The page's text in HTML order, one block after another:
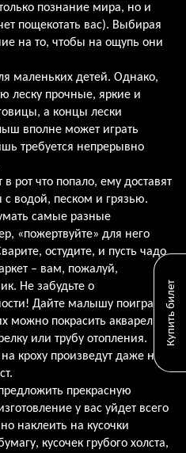
Купить билет
познание мира, но и
пощекотать вас). Выбирая
на то, чтобы на ощупь они
маленьких детей. Однако,
леску прочные, яркие и
а концы лески
вполне может играть
требуется непрерывно
рот что попало, ему доставят
с водой, песком и грязью.
самые разные
«пожертвуйте» для него
остудите, и пусть чадо
– вам, пожалуй,
Не забудьте о
Дайте малышу поиграть с
можно покрасить акварелью
или трубу отопления.
кроху произведут даже не
прекрасную
у вас уйдет всего
наклеить на кусочки
кусочек грубого холста,